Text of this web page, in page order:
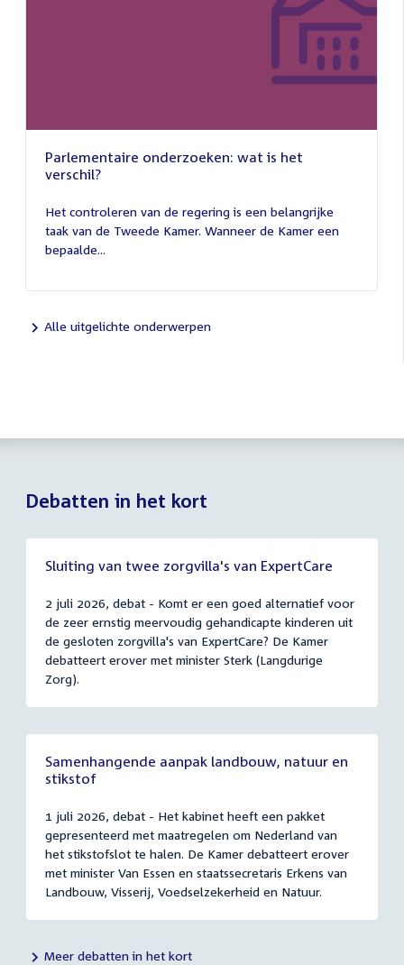
Parlementaire onderzoeken: wat is het
verschil?
juli
2026
Het controleren van de regering is een belangrijke
taak van de Tweede Kamer. Wanneer de Kamer een
bepaalde...
Alle uitgelichte onderwerpen
Debatten in het kort
Sluiting van twee zorgvilla's van ExpertCare
2 juli 2026, debat - Komt er een goed alternatief voor
de zeer ernstig meervoudig gehandicapte kinderen uit
de gesloten zorgvilla's van ExpertCare? De Kamer
debatteert erover met minister Sterk (Langdurige
Zorg).
Samenhangende aanpak landbouw, natuur en
stikstof
1 juli 2026, debat - Het kabinet heeft een pakket
gepresenteerd met maatregelen om Nederland van
het stikstofslot te halen. De Kamer debatteert erover
met minister Van Essen en staatssecretaris Erkens van
Landbouw, Visserij, Voedselzekerheid en Natuur.
Meer debatten in het kort